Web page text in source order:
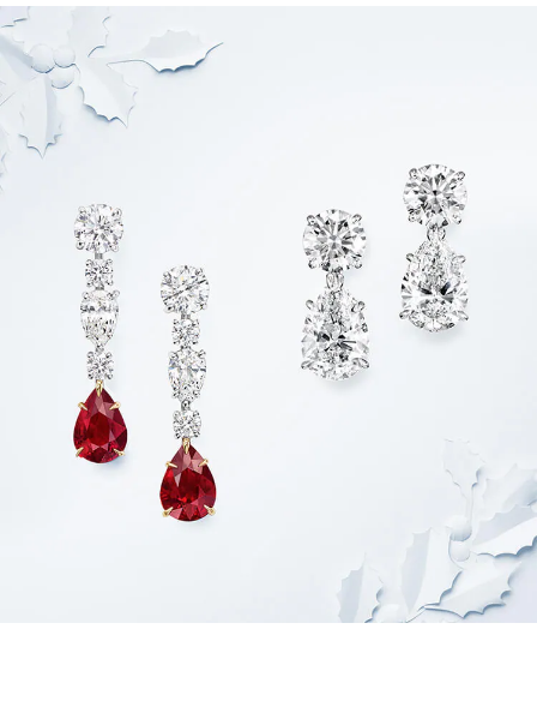
uniques et de pierres précieuses, le
poids en carats et la quantité de
pierres peuvent varier légèrement
d'une pièce à l'autre. Pour obtenir